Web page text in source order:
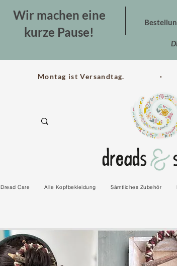
Wir machen eine
kurze Pause!
Montag ist Versandtag. ·
Dread Care Alle Kopfbekleidung Sämtliches Zubehör